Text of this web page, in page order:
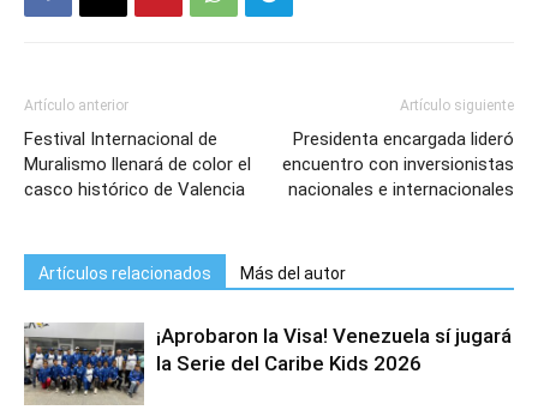
Artículo anterior
Festival Internacional de
Muralismo llenará de color el
casco histórico de Valencia
Artículo siguiente
Presidenta encargada lideró
encuentro con inversionistas
nacionales e internacionales
Artículos relacionados Más del autor
¡Aprobaron la Visa! Venezuela sí jugará
la Serie del Caribe Kids 2026